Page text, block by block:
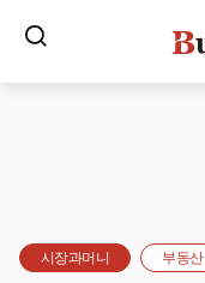
시장과머니 부동산